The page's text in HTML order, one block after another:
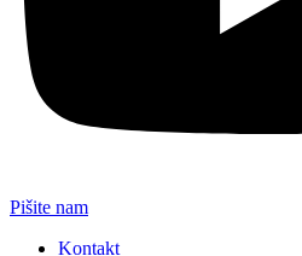
Pišite nam
Kontakt